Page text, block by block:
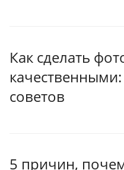
Как сделать
советов
5 причин,